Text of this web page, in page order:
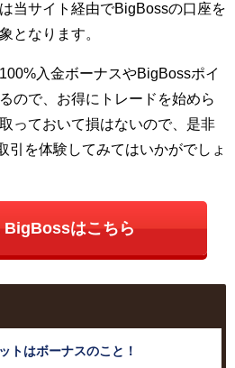
当サイト経由でBigBossの口座を
となります。
入金ボーナスやBigBossポイ
ので、お得にトレードを始めら
っておいて損はないので、是非
引を体験してみてはいかがでしょ
BigBossはこちら
トはボーナスのこと！